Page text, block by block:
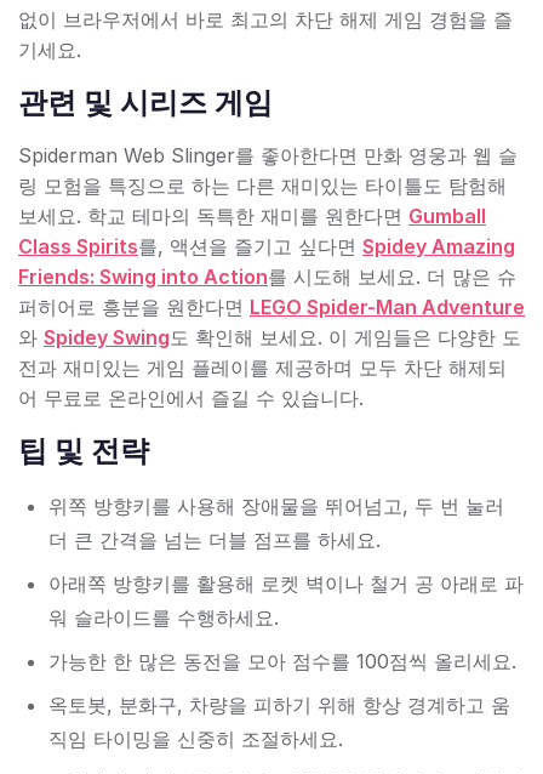
없이 브라우저에서 바로 최고의 차단 해제 게임 경험을 즐
기세요.
관련 및 시리즈 게임
Spiderman Web Slinger를 좋아한다면 만화 영웅과 웹 슬
링 모험을 특징으로 하는 다른 재미있는 타이틀도 탐험해
보세요. 학교 테마의 독특한 재미를 원한다면 Gumball
Class Spirits를, 액션을 즐기고 싶다면 Spidey Amazing
Friends: Swing into Action를 시도해 보세요. 더 많은 슈
퍼히어로 흥분을 원한다면 LEGO Spider-Man Adventure
와 Spidey Swing도 확인해 보세요. 이 게임들은 다양한 도
전과 재미있는 게임 플레이를 제공하며 모두 차단 해제되
어 무료로 온라인에서 즐길 수 있습니다.
팁 및 전략
위쪽 방향키를 사용해 장애물을 뛰어넘고, 두 번 눌러
더 큰 간격을 넘는 더블 점프를 하세요.
아래쪽 방향키를 활용해 로켓 벽이나 철거 공 아래로 파
워 슬라이드를 수행하세요.
가능한 한 많은 동전을 모아 점수를 100점씩 올리세요.
옥토봇, 분화구, 차량을 피하기 위해 항상 경계하고 움
직임 타이밍을 신중히 조절하세요.